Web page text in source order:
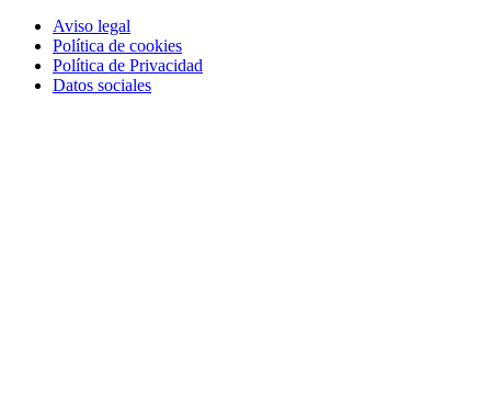
Aviso legal
Política de cookies
Política de Privacidad
Datos sociales